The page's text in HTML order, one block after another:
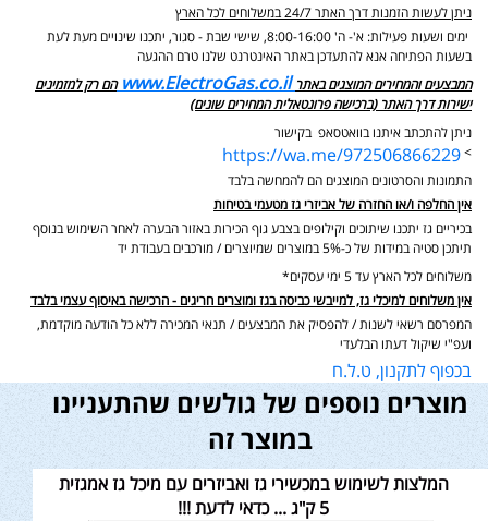
ניתן לעשות הזמנות דרך האתר 24/7 במשלוחים לכל הארץ
ימים ושעות פעילות: א'- ה' 8:00-16:00, שישי שבת - סגור,
יתכנו שינויים מעת לעת
בשעות הפתיחה אנא להתעדכן באתר האינטרנט שלנו טרם ההגעה
המבצעים והמחירים המוצגים באתר www.ElectroGas.co.il הם רק למזמינים
ישירות דרך האתר (ברכישה פרונטאלית המחירים שונים)
ניתן להתכתב איתנו בוואטסאפ בקישור
>
https://wa.me/972506866229
התמונות והסרטונים המוצגים הם להמחשה בלבד
אין החלפה ו/או החזרה של אביזרי גז מטעמי בטיחות
בכיריים גז יתכנו שיתוכים וקילופים בצבע גוף הכירות באזור הבערה לאחר השימוש בנוסף
תיתכן סטיה במידות של כ-5% במוצרים שמיוצרים / מורכבים בעבודת יד
משלוחים לכל הארץ עד 5 ימי עסקים*
אין משלוחים למיכלי גז, למייבשי כביסה בגז ומוצרים חריגים - הרכישה באיסוף עצמי בלבד
המפרסם רשאי לשנות / להפסיק את המבצעים / תנאי המכירה ללא כל הודעה מוקדמת,
ועפ"י שיקול דעתו הבלעדי
בכפוף לתקנון, ט.ל.ח
מוצרים נוספים של גולשים שהתעניינו
במוצר זה
המלצות לשימוש במכשירי גז ואביזרים עם מיכל גז אמגזית
5 ק"ג ... כדאי לדעת !!!